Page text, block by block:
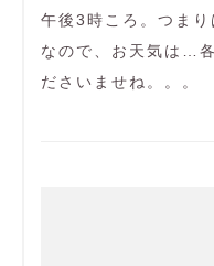
午後3時ころ。つまり
なので、お天気は…
ださいませね。。。